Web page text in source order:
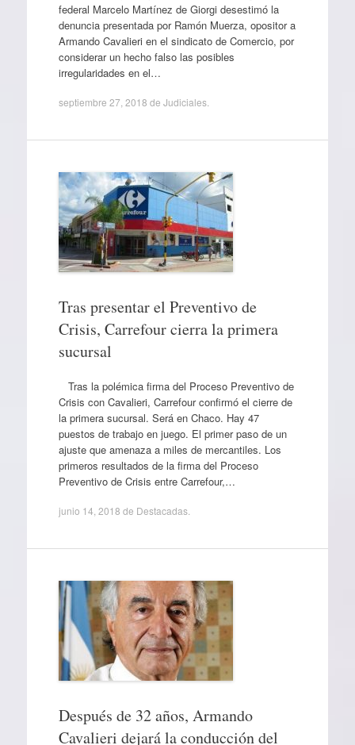
federal Marcelo Martínez de Giorgi desestimó la
denuncia presentada por Ramón Muerza, opositor a
Armando Cavalieri en el sindicato de Comercio, por
considerar un hecho falso las posibles
irregularidades en el…
septiembre 27, 2018 de Judiciales.
Tras presentar el Preventivo de
Crisis, Carrefour cierra la primera
sucursal
Tras la polémica firma del Proceso Preventivo de
Crisis con Cavalieri, Carrefour confirmó el cierre de
la primera sucursal. Será en Chaco. Hay 47
puestos de trabajo en juego. El primer paso de un
ajuste que amenaza a miles de mercantiles. Los
primeros resultados de la firma del Proceso
Preventivo de Crisis entre Carrefour,…
junio 14, 2018 de Destacadas.
Después de 32 años, Armando
Cavalieri dejará la conducción del